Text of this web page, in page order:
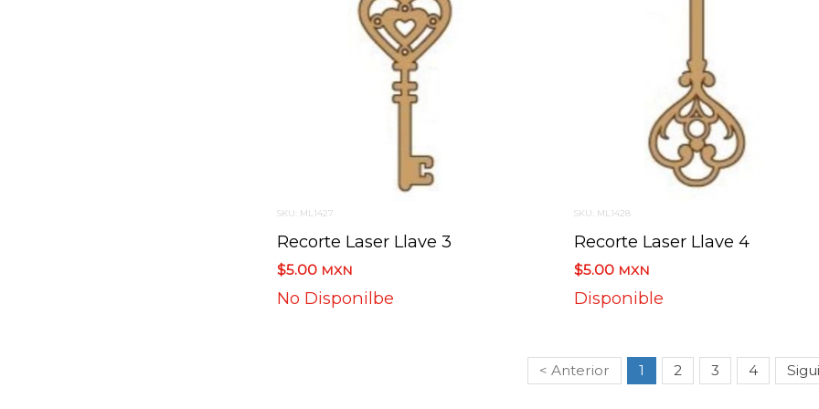
SKU: ML1427
Recorte Laser Llave 3
$5.00 MXN
No Disponilbe
SKU: ML1428
Recorte Laser Llave 4
$5.00 MXN
Disponible
< Anterior 1 2 3 4